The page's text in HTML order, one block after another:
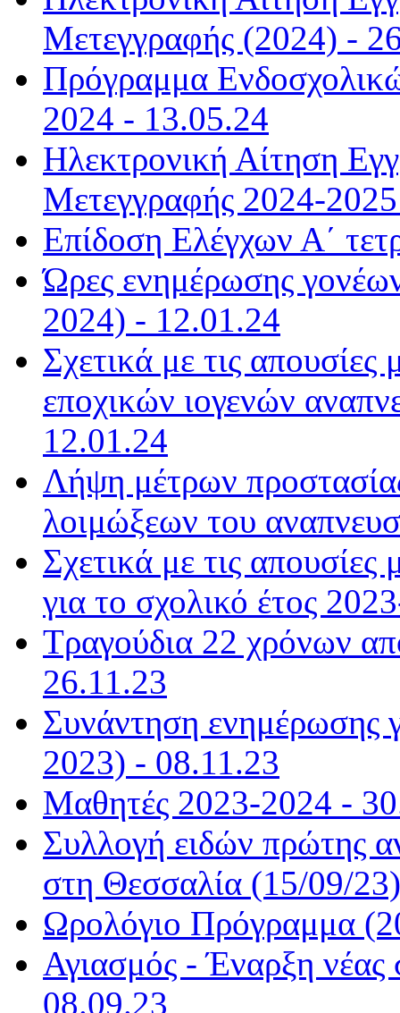
Μετεγγραφής (2024) -
Πρόγραμμα
2024 - 13.05.24
Ηλεκτρονική Αίτηση
Μετεγγραφής 2024-
Επίδοση Ελέγχων Α΄
Ώρες ενημέρωσης
2024) - 12.01.24
Σχετικά με τις
εποχικών ιογενών
12.01.24
Λήψη μέτρων
λοιμώξεων του
Σχετικά με τις
για το σχολικό έτος
Τραγούδια 22 χρόνων
26.11.23
Συνάντηση ενημέρωσης
2023) - 08.11.23
Μαθητές 2023-2024 -
Συλλογή ειδών πρώτης
στη Θεσσαλία (15/09/
Ωρολόγιο Πρόγραμμα
Αγιασμός - Έναρξη νέας
08.09.23